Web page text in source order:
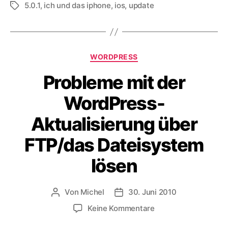
der
Aktualisierung“
Schlagwörter
5.0.1, ich und das iphone, ios, update
Kategorien
WORDPRESS
Probleme mit der
WordPress-
Aktualisierung über
FTP/das Dateisystem
lösen
Beitragsautor
Von Michel Veröffentlichungsdatum
30. Juni 2010
Keine Kommentarezu